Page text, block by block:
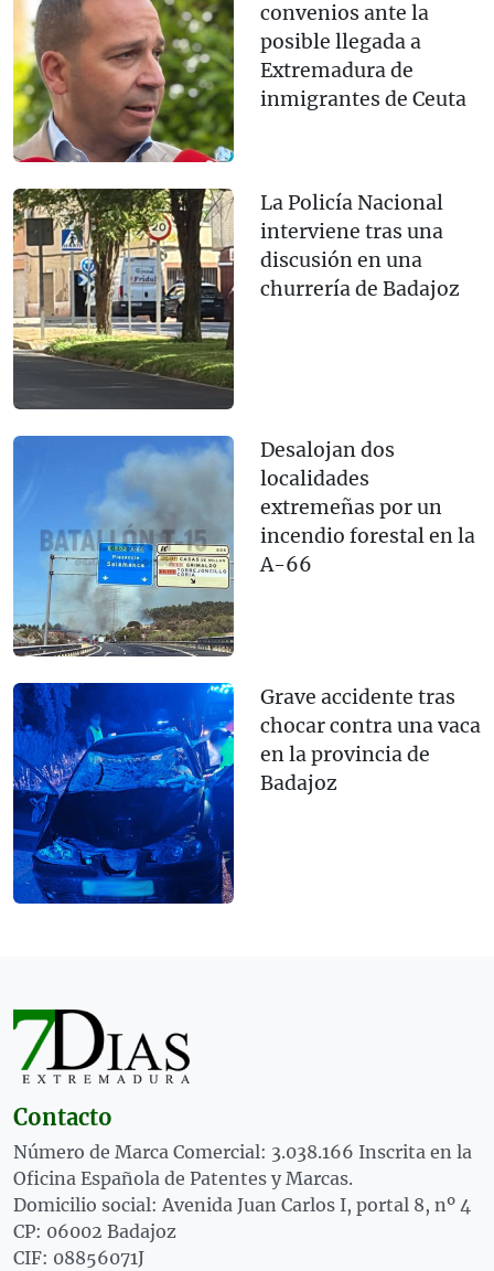
convenios ante la
posible llegada a
Extremadura de
inmigrantes de Ceuta
La Policía Nacional
interviene tras una
discusión en una
churrería de Badajoz
Desalojan dos
localidades
extremeñas por un
incendio forestal en la
A-66
Grave accidente tras
chocar contra una vaca
en la provincia de
Badajoz
Contacto
Número de Marca Comercial: 3.038.166 Inscrita en la
Oficina Española de Patentes y Marcas.
Domicilio social: Avenida Juan Carlos I, portal 8, nº 4
CP: 06002 Badajoz
CIF: 08856071J